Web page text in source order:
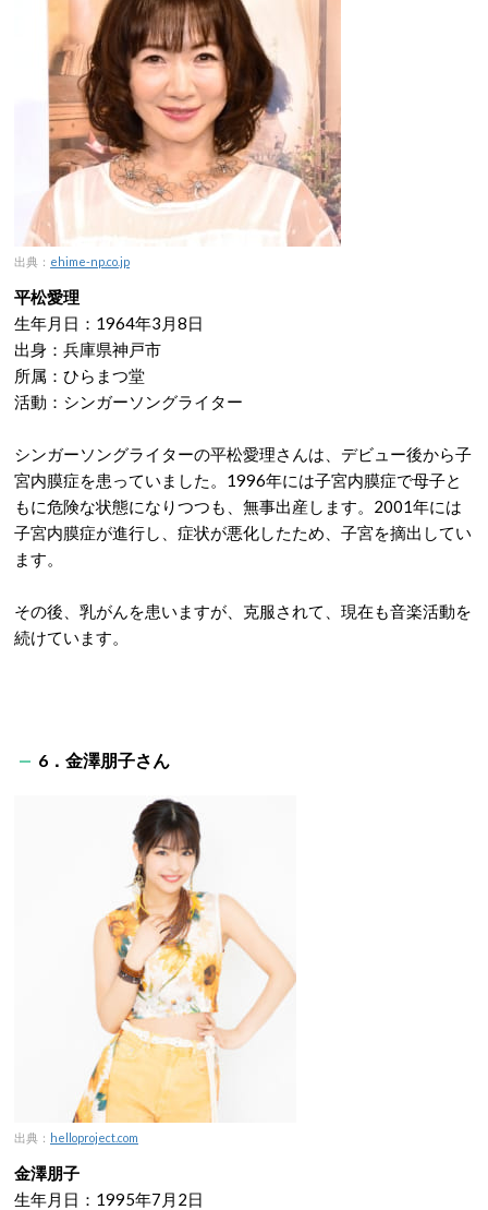
出典： ehime-np.co.jp
平松愛理
生年月日：1964年3月8日
出身：兵庫県神戸市
所属：ひらまつ堂
活動：シンガーソングライター
シンガーソングライターの平松愛理さんは、デビュー後から子
宮内膜症を患っていました。1996年には子宮内膜症で母子と
もに危険な状態になりつつも、無事出産します。2001年には
子宮内膜症が進行し、症状が悪化したため、子宮を摘出してい
ます。
その後、乳がんを患いますが、克服されて、現在も音楽活動を
続けています。
6．金澤朋子さん
出典： helloproject.com
金澤朋子
生年月日：1995年7月2日